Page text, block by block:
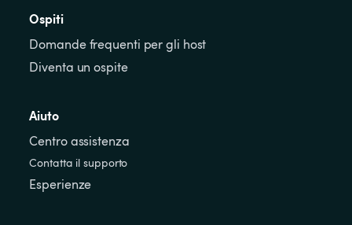
Ospiti
Domande frequenti per gli host
Diventa un ospite
Aiuto
Centro assistenza
Contatta il supporto
Esperienze